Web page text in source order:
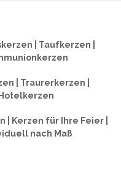
| Taufkerzen |
| Traurerkerzen |
Hotelkerzen
| Kerzen für Ihre Feier |
nach Maß